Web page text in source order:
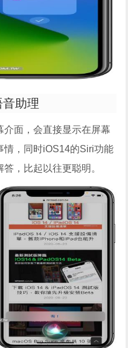
助理
面，会直接显示在屏幕
情，同时iOS14的Siri功能
，比起以往更聪明。